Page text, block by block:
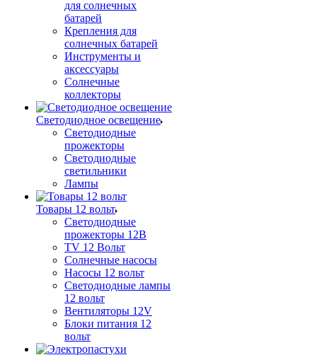
для солнечных
батарей
Крепления для
солнечных батарей
Инструменты и
аксессуары
Солнечные
коллекторы
Светодиодное освещение
Светодиодные
прожекторы
Светодиодные
светильники
Лампы
Товары 12 вольт
Светодиодные
прожекторы 12В
TV 12 Вольт
Солнечные насосы
Насосы 12 вольт
Светодиодные лампы
12 вольт
Вентиляторы 12V
Блоки питания 12
вольт